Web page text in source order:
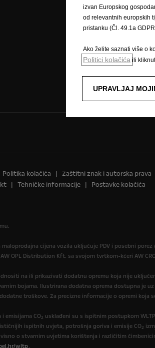
Politika kolačića Zaštitni znak i autorska prava
Tehničke informacije Postavke kolačića
cijena vozila uključuje PDV i posebni
OPL Distribution Kft. sa svojom tvrtkom-kćeri AW
na ili prikazivati dodatnu opremu koja nije
bojama. Ilustrirana dodatna oprema dostupna
troškove. Za precizne informacije o opremi koja
emisijama CO2 usklađeni su s ispitnim postupkom
ispitnih uvjeta, potrošnja goriva i emisije CO2
o stvarnim uvjetima korištenja i različitim
wltp .
izvan Europskog
od relevantnih europskih
pristanku (Čl. 49.1a
Ako želite saznati više o
Politici kolačića ili
UPRAVLJAJ